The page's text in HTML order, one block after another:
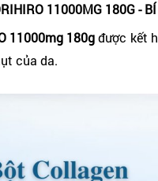
11000MG 180G -
11000mg 180gđược kết
của da.